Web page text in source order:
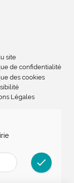
site
de confidentialité
des cookies
Légales
check